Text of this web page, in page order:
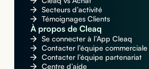
Secteurs d’activité
Témoignages Clients
À propos de Cleaq
Se connecter à l’App Cleaq
Contacter l’équipe commerciale
Contacter l’équipe partenariat
Centre d’aide